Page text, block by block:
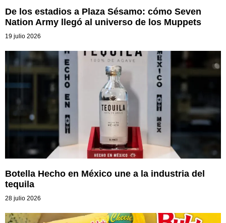
De los estadios a Plaza Sésamo: cómo Seven
Nation Army llegó al universo de los Muppets
19 julio 2026
Botella Hecho en México une a la industria del
tequila
28 julio 2026